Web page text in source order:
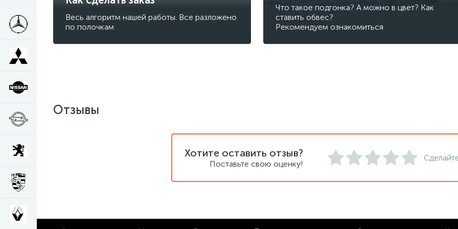
Весь алгоритм нашей работы. Все разложено
по полочкам
Что такое подгонка? А можно в цвет? Как
ставить обвес?
Рекомендуем ознакомиться
Отзывы
Хотите оставить отзыв?
Поставьте свою оценку!